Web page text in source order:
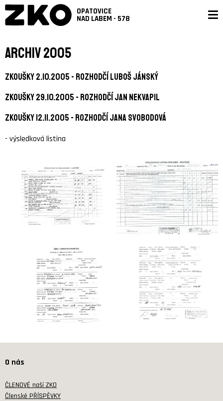
OPATOVICE
NAD LABEM - 578
Archiv 2005
Zkoušky 2.10.2005 - rozhodčí Luboš Jánský
Zkoušky 29.10.2005 - rozhodčí Jan Nekvapil
Zkoušky 12.11.2005 - rozhodčí Jana Svobodová
- výsledková listina
O nás
ČLENOVÉ naší ZKO
Členské PŘÍSPĚVKY